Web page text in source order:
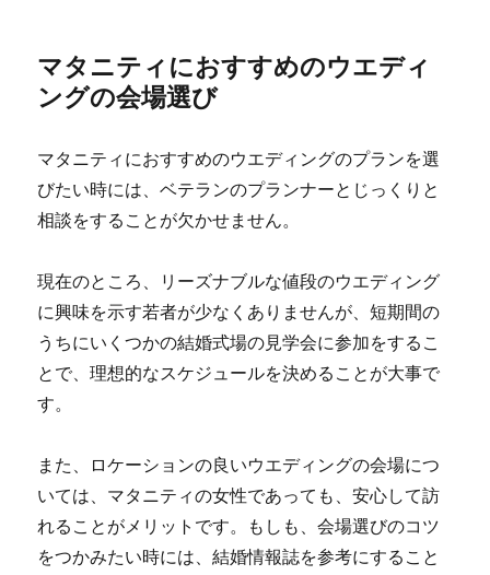
マタニティにおすすめのウエディ
ングの会場選び
マタニティにおすすめのウエディングのプランを選
びたい時には、ベテランのプランナーとじっくりと
相談をすることが欠かせません。
現在のところ、リーズナブルな値段のウエディング
に興味を示す若者が少なくありませんが、短期間の
うちにいくつかの結婚式場の見学会に参加をするこ
とで、理想的なスケジュールを決めることが大事で
す。
また、ロケーションの良いウエディングの会場につ
いては、マタニティの女性であっても、安心して訪
れることがメリットです。もしも、会場選びのコツ
をつかみたい時には、結婚情報誌を参考にすること